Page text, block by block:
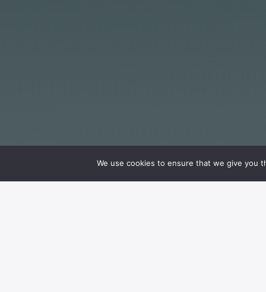
We use cookies to ensure that we give you